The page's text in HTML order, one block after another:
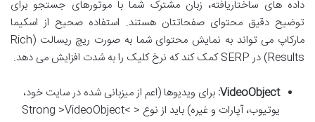
داده های ساختاریافته، زبان مشترک شما با موتورهای جستجو برای
توضیح دقیق محتوای صفحاتتان هستند. استفاده صحیح از اسکیما
مارکاپ می تواند به نمایش محتوای شما به صورت ریچ ریسالت (Rich
Results) در SERP کمک کند که نرخ کلیک را به شدت افزایش می دهد.
VideoObject: برای ویدیوها (اعم از میزبانی شده در سایت خود،
یوتیوب، آپارات و غیره) باید از نوع < Strong >VideoObject<